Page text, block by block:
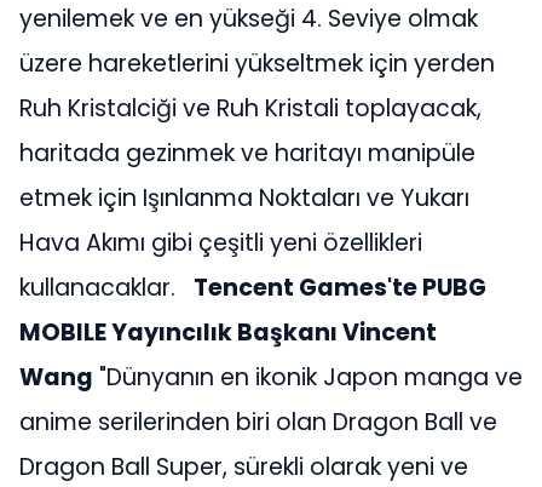
yenilemek ve en yükseği 4. Seviye olmak
üzere hareketlerini yükseltmek için yerden
Ruh Kristalciği ve Ruh Kristali toplayacak,
haritada gezinmek ve haritayı manipüle
etmek için Işınlanma Noktaları ve Yukarı
Hava Akımı gibi çeşitli yeni özellikleri
kullanacaklar. Tencent Games'te PUBG
MOBILE Yayıncılık Başkanı Vincent
Wang "Dünyanın en ikonik Japon manga ve
anime serilerinden biri olan Dragon Ball ve
Dragon Ball Super, sürekli olarak yeni ve